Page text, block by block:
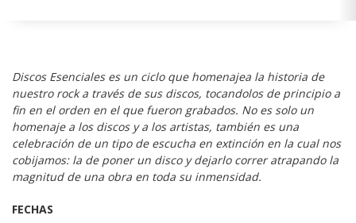
Discos Esenciales es un ciclo que homenajea la historia de
nuestro rock a través de sus discos, tocandolos de principio a
fin en el orden en el que fueron grabados. No es solo un
homenaje a los discos y a los artistas, también es una
celebración de un tipo de escucha en extinción en la cual nos
cobijamos: la de poner un disco y dejarlo correr atrapando la
magnitud de una obra en toda su inmensidad.
FECHAS